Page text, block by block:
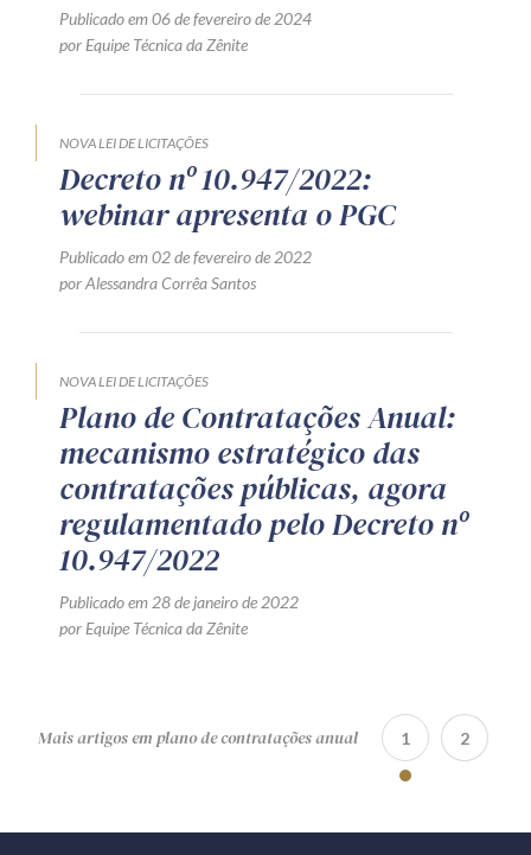
Publicado em 06 de fevereiro de 2024
por Equipe Técnica da Zênite
NOVA LEI DE LICITAÇÕES
Decreto nº 10.947/2022:
webinar apresenta o PGC
Publicado em 02 de fevereiro de 2022
por Alessandra Corrêa Santos
NOVA LEI DE LICITAÇÕES
Plano de Contratações Anual:
mecanismo estratégico das
contratações públicas, agora
regulamentado pelo Decreto nº
10.947/2022
Publicado em 28 de janeiro de 2022
por Equipe Técnica da Zênite
Mais artigos em plano de contratações anual 1 2